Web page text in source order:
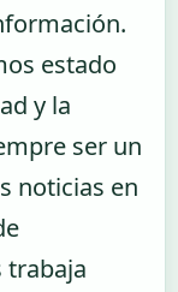
estado
y la
ser un
noticias en
trabaja